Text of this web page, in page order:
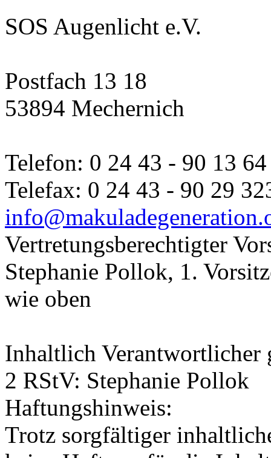
SOS Augenlicht e.V.
Postfach 13 18
53894 Mechernich
Telefon: 0 24 43 - 90 13 64
Telefax: 0 24 43 - 90 29
Vertretungsberechtigter
Stephanie Pollok, 1.
wie oben
Inhaltlich Verantwortlicher
2 RStV: Stephanie Pollok
Haftungshinweis:
Trotz sorgfältiger